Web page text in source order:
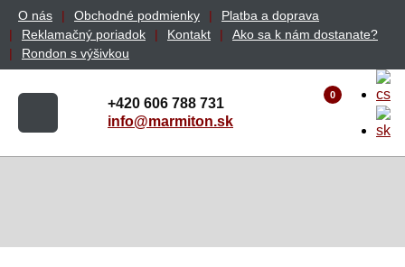
O nás Obchodné podmienky
Platba a doprava
Reklamačný poriadok
Kontakt
Ako sa k nám dostanate?
Rondon s výšivkou
+420 606 788 731
info@marmiton.sk
0